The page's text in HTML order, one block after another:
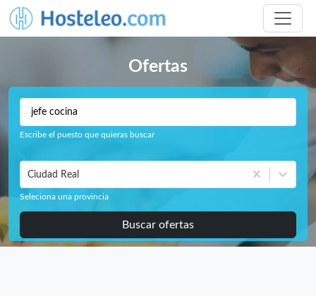
Ofertas
Escribe el puesto que quieras buscar
Ciudad Real
Seleciona una provincia
Buscar ofertas